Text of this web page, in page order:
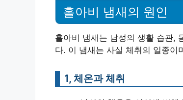
홀아비 냄새의 원인
홀아비 냄새는 남성의 생활 습관,
다. 이 냄새는 사실 체취의 일종이
1, 체온과 체취